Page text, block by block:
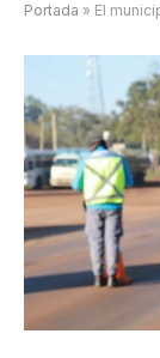
Portada » El municipio